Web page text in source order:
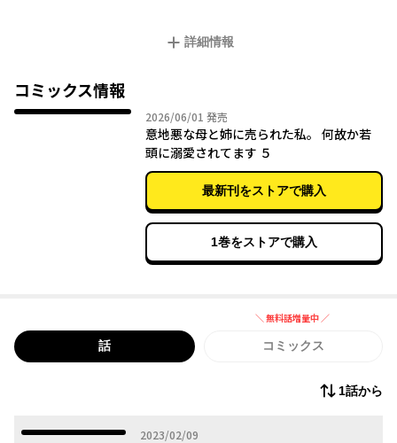
け持ちして稼いだお金はすべて浪費家の二人に取り上げられてい
んでいる時間だけ。
そんなある日、姉が作った借金の取り立てに、獅月組の若頭を名
乗るヤクザが押しかけてきて!?
詳細情報
コミックス情報
2026/06/01 2026年06月01日
発売
意地悪な母と姉に売られた私。 何故か若
頭に溺愛されてます ５
最新刊をストアで購入
1巻をストアで購入
＼ 無料話増量中 ／
話 無料話増量中
コミックス
1話から
2023/02/09
2023年02月09日